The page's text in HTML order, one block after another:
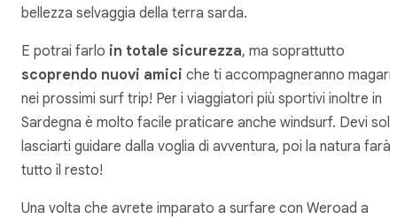
bellezza selvaggia della terra sarda.
E potrai farlo in totale sicurezza, ma soprattutto
scoprendo nuovi amici che ti accompagneranno magari
nei prossimi surf trip! Per i viaggiatori più sportivi inoltre in
Sardegna è molto facile praticare anche windsurf. Devi
lasciarti guidare dalla voglia di avventura, poi la natura farà
tutto il resto!
Una volta che avrete imparato a surfare con Weroad a